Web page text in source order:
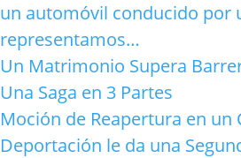
un automóvil conducido por
representamos…
Un Matrimonio Supera
Una Saga en 3 Partes
Moción de Reapertura en un
Deportación le da una